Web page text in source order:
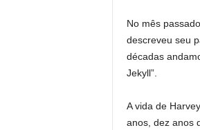
No mês
descreveu seu
décadas
Jekyll”.
A vida de
anos, dez anos